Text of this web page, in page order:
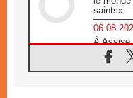
saints»
À
«les